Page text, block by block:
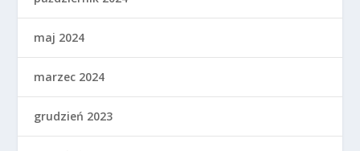
maj 2024
marzec 2024
grudzień 2023